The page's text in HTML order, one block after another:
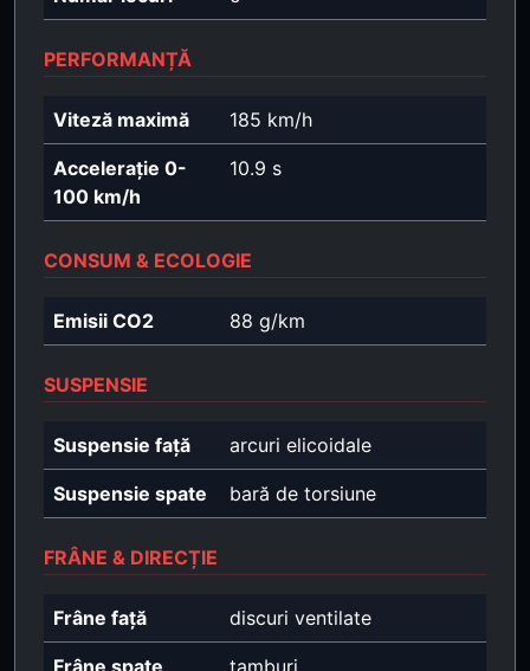
PERFORMANȚĂ
Viteză maximă 185 km/h
Accelerație 0-
100 km/h
10.9 s
CONSUM & ECOLOGIE
Emisii CO2 88 g/km
SUSPENSIE
Suspensie față arcuri elicoidale
Suspensie spate bară de torsiune
FRÂNE & DIRECȚIE
Frâne față discuri ventilate
Frâne spate tamburi